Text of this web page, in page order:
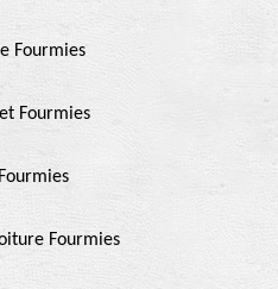
Fourmies
Fourmies
Fourmies